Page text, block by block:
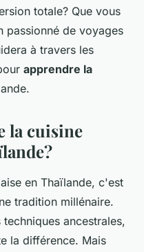
totale? Que vous
passionné de voyages
à travers les
apprendre la
la cuisine
en Thaïlande, c'est
tradition millénaire.
ancestrales,
la différence. Mais